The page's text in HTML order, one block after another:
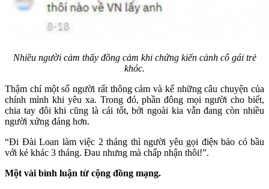
Nhiều người cảm thấy đồng cảm khi chứng kiến cảnh cô gái trẻ
khóc.
Thậm chí một số người rất thông cảm và kể những câu chuyện của
chính mình khi yêu xa. Trong đó, phần đông mọi người cho biết,
chia tay đôi khi cũng là cái tốt, bởi ngoài kia vẫn đang còn nhiều
người xứng đáng hơn.
“Đi Đài Loan làm việc 2 tháng thì người yêu gọi đіệɴ bảo có bầu
với kẻ khác 3 tháng. Đau nhưng mà chấp nhận thôi!”.
Một vài bình luận từ cộng đồng mạng.